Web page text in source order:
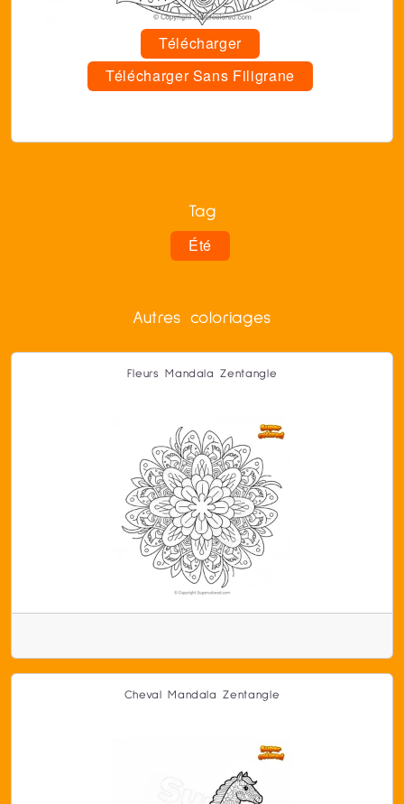
Télécharger
Télécharger Sans Filigrane
Tag
Été
Autres coloriages
Fleurs Mandala Zentangle
Cheval Mandala Zentangle